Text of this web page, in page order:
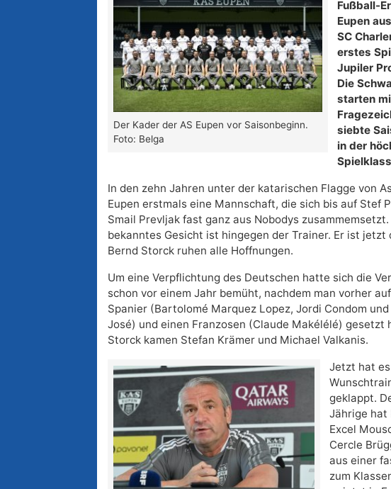
Der Kader der AS Eupen vor Saisonbeginn.
Foto: Belga
Fußball-
Eupen
SC
erstes
Jupiler
Die
starten
siebte
in der
In den zehn Jahren unter der katarischen Flagge von
Eupen erstmals eine Mannschaft, die sich bis auf Stef
Smail Prevljak fast ganz aus Nobodys zusammemsetzt.
bekanntes Gesicht ist hingegen der Trainer. Er ist jetzt
Bernd Storck ruhen alle Hoffnungen.
Um eine Verpflichtung des Deutschen hatte sich die
schon vor einem Jahr bemüht, nachdem man vorher
Spanier (Bartolomé Marquez Lopez, Jordi Condom
José) und einen Franzosen (Claude Makélélé) gesetzt
Storck kamen Stefan Krämer und Michael Valkanis.
Jetzt hat
geklappt.
Jährige hat
Excel
Cercle
aus einer
zum